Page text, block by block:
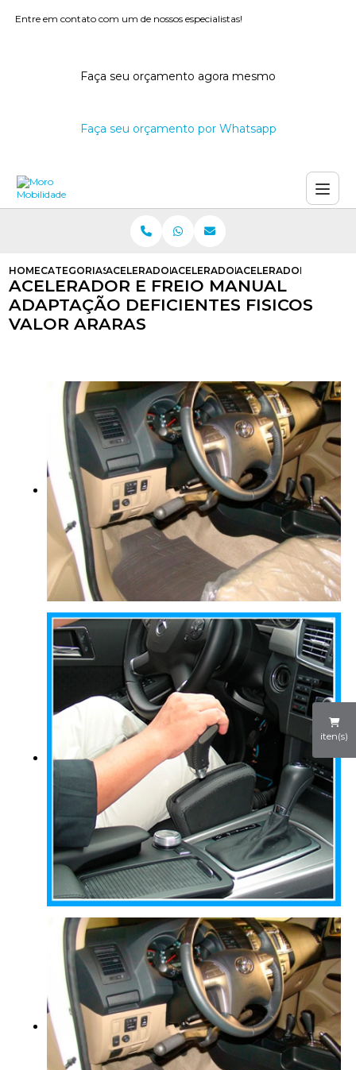
Entre em contato com um de nossos especialistas!
Faça seu orçamento agora mesmo
Faça seu orçamento por Whatsapp
iten(s)
HOMECATEGORIASACELERADORES E FREIOS MANUAIS
ACELERADOR E FREIO MANUAL
ACELERADOR E FREIO
ACELERADOR E FREIO MANUAL
ADAPTAÇÃO DEFICIENTES FISICOS
VALOR ARARAS